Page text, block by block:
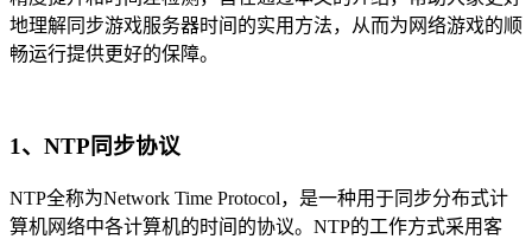
地理解同步游戏服务器时间的实用方法，从而为网络游戏的顺
畅运行提供更好的保障。
1、NTP同步协议
NTP全称为Network Time Protocol，是一种用于同步分布式计
算机网络中各计算机的时间的协议。NTP的工作方式采用客